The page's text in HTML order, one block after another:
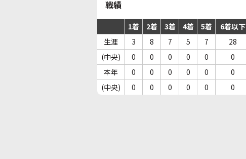
戦績
1着 2着 3着 4着 5着 6着以下
生涯
3 8 7 5 7 28
(中央)
0 0 0 0 0 0
本年
0 0 0 0 0 0
(中央)
0 0 0 0 0 0